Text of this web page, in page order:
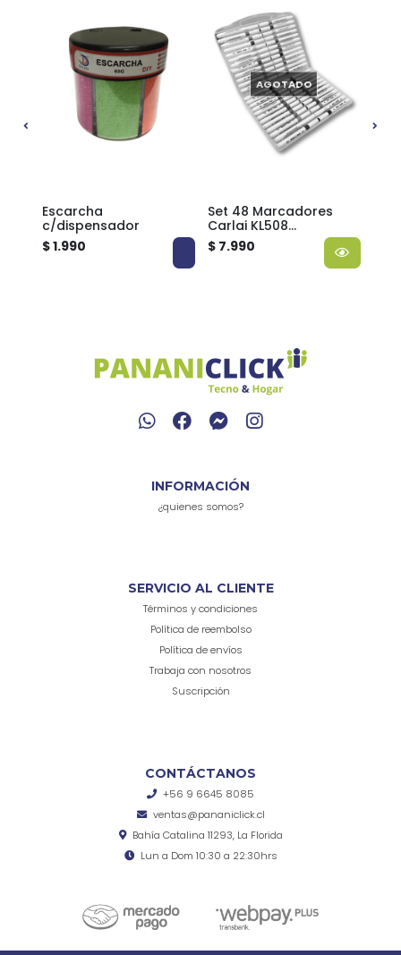
Escarcha
c/dispensador
$ 1.990
AGOTADO
Set 48 Marcadores
Carlai KL508
Dingli15403 Maleta
$ 7.990
INFORMACIÓN
¿quienes somos?
SERVICIO AL CLIENTE
Términos y condiciones
Política de reembolso
Política de envíos
Trabaja con nosotros
Suscripción
CONTÁCTANOS
+56 9 6645 8085
ventas@pananiclick.cl
Bahía Catalina 11293, La Florida
Lun a Dom 10:30 a 22:30hrs